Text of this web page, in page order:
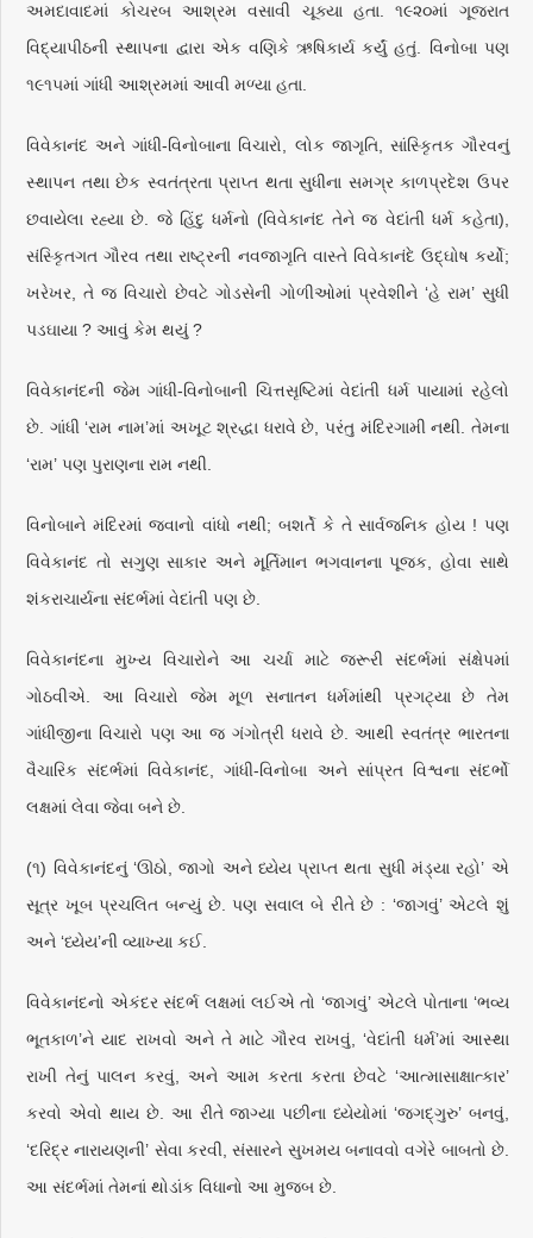
અમદાવાદમાં કોચરબ આશ્રમ વસાવી ચૂક્યા હતા. ૧૯૨૦માં ગૂજરાત
વિદ્યાપીઠની સ્થાપના દ્વારા એક વણિકે ઋષિકાર્ય કર્યું હતું. વિનોબા પણ
૧૯૧૫માં ગાંધી આશ્રમમાં આવી મળ્યા હતા.
વિવેકાનંદ અને ગાંધી-વિનોબાના વિચારો, લોક જાગૃતિ, સાંસ્કૃિતક ગૌરવનું
સ્થાપન તથા છેક સ્વતંત્રતા પ્રાપ્ત થતા સુધીના સમગ્ર કાળપ્રદેશ ઉપર
છવાયેલા રહ્યા છે. જે હિંદુ ધર્મનો (વિવેકાનંદ તેને જ વેદાંતી ધર્મ કહેતા),
સંસ્કૃિતગત ગૌરવ તથા રાષ્ટ્રની નવજાગૃતિ વાસ્તે વિવેકાનંદે ઉદ્‌ઘોષ કર્યો;
ખરેખર, તે જ વિચારો છેવટે ગોડસેની ગોળીઓમાં પ્રવેશીને ‘હે રામ’ સુધી
પડઘાયા ? આવું કેમ થયું ?
વિવેકાનંદની જેમ ગાંધી-વિનોબાની ચિત્તસૃષ્ટિમાં વેદાંતી ધર્મ પાયામાં રહેલો
છે. ગાંધી ‘રામ નામ’માં અખૂટ શ્રદ્ધા ધરાવે છે, પરંતુ મંદિરગામી નથી. તેમના
‘રામ’ પણ પુરાણના રામ નથી.
વિનોબાને મંદિરમાં જવાનો વાંધો નથી; બશર્તે કે તે સાર્વજનિક હોય ! પણ
વિવેકાનંદ તો સગુણ સાકાર અને મૂર્તિમાન ભગવાનના પૂજક, હોવા સાથે
શંકરાચાર્યના સંદર્ભમાં વેદાંતી પણ છે.
વિવેકાનંદના મુખ્ય વિચારોને આ ચર્ચા માટે જરૂરી સંદર્ભમાં સંક્ષેપમાં
ગોઠવીએ. આ વિચારો જેમ મૂળ સનાતન ધર્મમાંથી પ્રગટ્યા છે તેમ
ગાંધીજીના વિચારો પણ આ જ ગંગોત્રી ધરાવે છે. આથી સ્વતંત્ર ભારતના
વૈચારિક સંદર્ભમાં વિવેકાનંદ, ગાંધી-વિનોબા અને સાંપ્રત વિશ્વના સંદર્ભો
લક્ષમાં લેવા જેવા બને છે.
(૧) વિવેકાનંદનું ‘ઊઠો, જાગો અને ધ્યેય પ્રાપ્ત થતા સુધી મંડ્યા રહો’ એ
સૂત્ર ખૂબ પ્રચલિત બન્યું છે. પણ સવાલ બે રીતે છે : ‘જાગવું’ એટલે શું
અને ‘ધ્યેય’ની વ્યાખ્યા કઈ.
વિવેકાનંદનો એકંદર સંદર્ભ લક્ષમાં લઈએ તો ‘જાગવું’ એટલે પોતાના ‘ભવ્ય
ભૂતકાળ’ને યાદ રાખવો અને તે માટે ગૌરવ રાખવું, ‘વેદાંતી ધર્મ’માં આસ્થા
રાખી તેનું પાલન કરવું, અને આમ કરતા કરતા છેવટે ‘આત્માસાક્ષાત્કાર’
કરવો એવો થાય છે. આ રીતે જાગ્યા પછીના ધ્યેયોમાં ‘જગદ્‌ગુરુ’ બનવું,
‘દરિદ્ર નારાયણની’ સેવા કરવી, સંસારને સુખમય બનાવવો વગેરે બાબતો છે.
આ સંદર્ભમાં તેમનાં થોડાંક વિધાનો આ મુજબ છે.